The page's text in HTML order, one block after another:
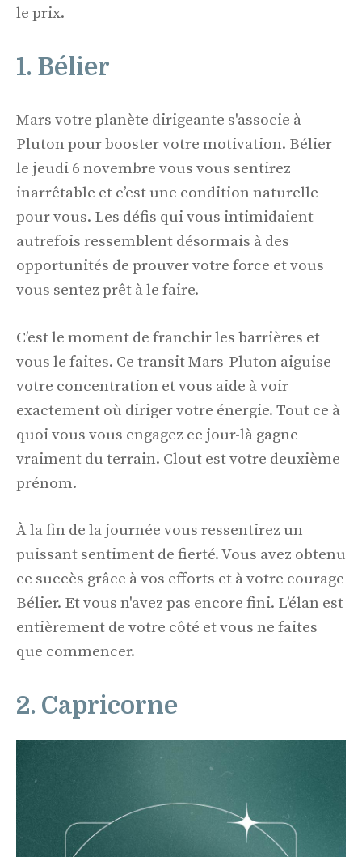
le prix.
1. Bélier
Mars votre planète dirigeante s'associe à
Pluton pour booster votre motivation. Bélier
le jeudi 6 novembre vous vous sentirez
inarrêtable et c’est une condition naturelle
pour vous. Les défis qui vous intimidaient
autrefois ressemblent désormais à des
opportunités de prouver votre force et vous
vous sentez prêt à le faire.
C’est le moment de franchir les barrières et
vous le faites. Ce transit Mars-Pluton aiguise
votre concentration et vous aide à voir
exactement où diriger votre énergie. Tout ce à
quoi vous vous engagez ce jour-là gagne
vraiment du terrain. Clout est votre deuxième
prénom.
À la fin de la journée vous ressentirez un
puissant sentiment de fierté. Vous avez obtenu
ce succès grâce à vos efforts et à votre courage
Bélier. Et vous n'avez pas encore fini. L’élan est
entièrement de votre côté et vous ne faites
que commencer.
2. Capricorne